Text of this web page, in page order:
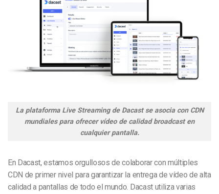
La plataforma Live Streaming de Dacast se asocia con CDN
mundiales para ofrecer vídeo de calidad broadcast en
cualquier pantalla.
En Dacast, estamos orgullosos de colaborar con múltiples
CDN de primer nivel para garantizar la entrega de vídeo de alta
calidad a pantallas de todo el mundo. Dacast utiliza varias